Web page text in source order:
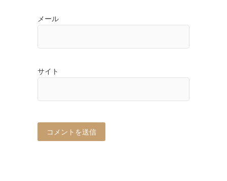
メール
サイト